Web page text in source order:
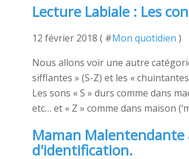
Lecture Labiale : Les
12 février 2018 ( #Mon quotidien )
Nous allons voir une autre
sifflantes » (S-Z) et les « chuintantes
Les sons « S » durs comme dans
etc… et « Z » comme dans maison
Maman
d'identification.